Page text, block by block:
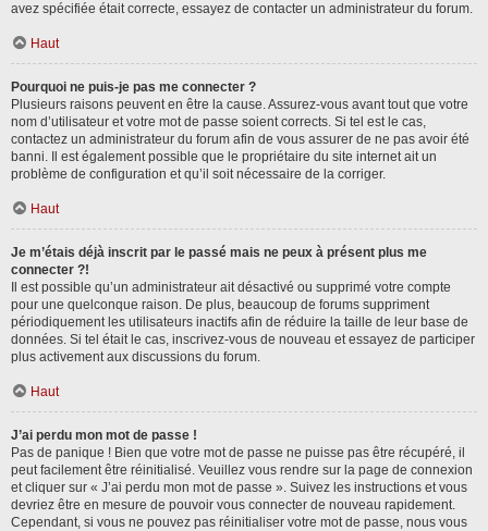
avez spécifiée était correcte, essayez de contacter un administrateur du forum.
Haut
Pourquoi ne puis-je pas me connecter ?
Plusieurs raisons peuvent en être la cause. Assurez-vous avant tout que votre
nom d’utilisateur et votre mot de passe soient corrects. Si tel est le cas,
contactez un administrateur du forum afin de vous assurer de ne pas avoir été
banni. Il est également possible que le propriétaire du site internet ait un
problème de configuration et qu’il soit nécessaire de la corriger.
Haut
Je m’étais déjà inscrit par le passé mais ne peux à présent plus me
connecter ?!
Il est possible qu’un administrateur ait désactivé ou supprimé votre compte
pour une quelconque raison. De plus, beaucoup de forums suppriment
périodiquement les utilisateurs inactifs afin de réduire la taille de leur base de
données. Si tel était le cas, inscrivez-vous de nouveau et essayez de participer
plus activement aux discussions du forum.
Haut
J’ai perdu mon mot de passe !
Pas de panique ! Bien que votre mot de passe ne puisse pas être récupéré, il
peut facilement être réinitialisé. Veuillez vous rendre sur la page de connexion
et cliquer sur « J’ai perdu mon mot de passe ». Suivez les instructions et vous
devriez être en mesure de pouvoir vous connecter de nouveau rapidement.
Cependant, si vous ne pouvez pas réinitialiser votre mot de passe, nous vous